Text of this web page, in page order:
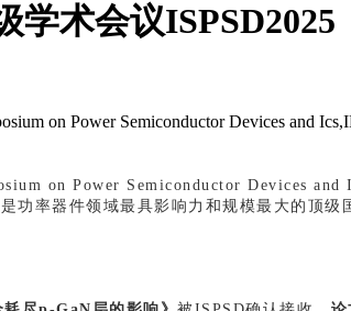
术会议ISPSD2025
on Power Semiconductor Devices and
on Power Semiconductor Devices and
率器件领域最具影响力和规模最大的顶级